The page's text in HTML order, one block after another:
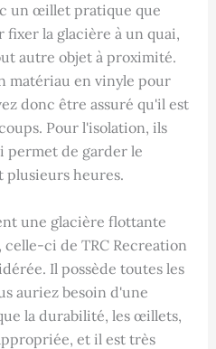
un œillet pratique que
la glacière à un quai,
autre objet à proximité.
matériau en vinyle pour
donc être assuré qu'il est
Pour l'isolation, ils
permet de garder le
plusieurs heures.
une glacière flottante
ci de TRC Recreation
Il possède toutes les
auriez besoin d'une
la durabilité, les œillets,
et il est très